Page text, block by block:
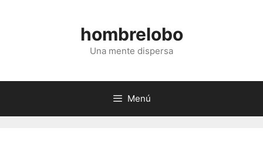
hombrelobo
Una mente dispersa
Menú